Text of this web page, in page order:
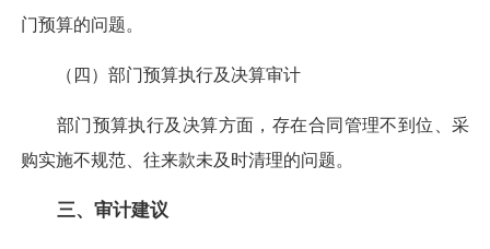
门预算的问题。
（四）部门预算执行及决算审计
部门预算执行及决算方面，存在合同管理不到位、采
购实施不规范、往来款未及时清理的问题。
三、审计建议